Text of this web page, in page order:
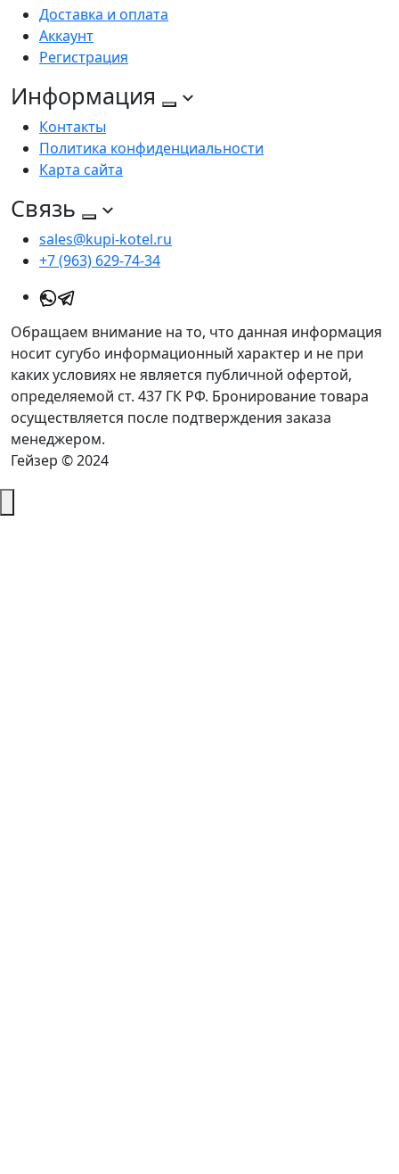
Доставка и оплата
Аккаунт
Регистрация
Информация
Контакты
Политика конфиденциальности
Карта сайта
Связь
sales@kupi-kotel.ru
+7 (963) 629-74-34
Обращаем внимание на то, что данная информация
носит сугубо информационный характер и не при
каких условиях не является публичной офертой,
определяемой ст. 437 ГК РФ. Бронирование товара
осуществляется после подтверждения заказа
менеджером.
Гейзер © 2024